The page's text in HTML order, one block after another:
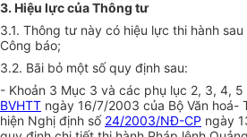
3. Hiệu lực của Thông tư
3.1. Thông tư này có hiệu lực thi hành
Công báo;
3.2. Bãi bỏ một số quy định sau:
- Khoản 3 Mục 3 và các phụ lục 2, 3, 4,
BVHTT ngày 16/7/2003 của Bộ Văn hoá-
hiện Nghị định số 24/2003/NĐ-CP ngày